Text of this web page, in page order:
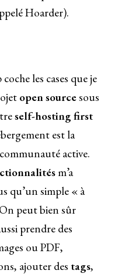
Hoarder).
les cases que je
open sourcesous
self-hosting first
est la
active.
m’a
qu’un simple « à
peut bien sûr
prendre des
ou PDF,
ajouter des tags,